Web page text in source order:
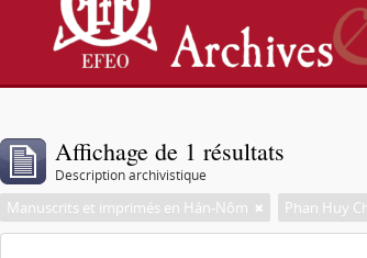
Affichage de 1 résultats
Description archivistique
Manuscrits et imprimés en Hán-Nôm Phan Huy